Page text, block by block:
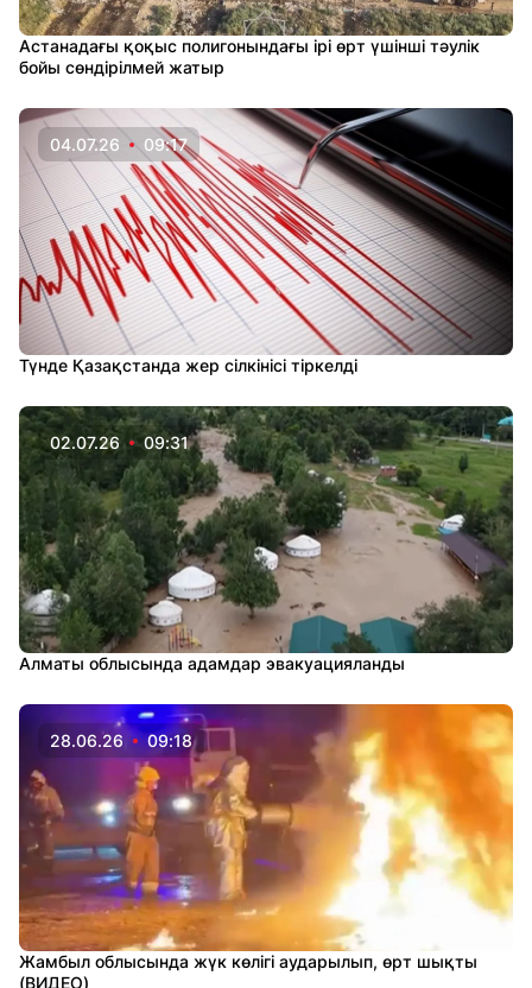
Астанадағы қоқыс полигонындағы ірі өрт үшінші тәулік
бойы сөндірілмей жатыр
04.07.26 09:17
Түнде Қазақстанда жер сілкінісі тіркелді
02.07.26 09:31
Алматы облысында адамдар эвакуацияланды
28.06.26 09:18
Жамбыл облысында жүк көлігі аударылып, өрт шықты
(ВИДЕО)